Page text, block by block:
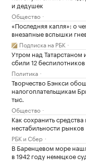
и дедушек
Общество
«Последняя капля»: о
внезапные вспышки
Подписка на РБК
Утром над Татарстаном
сбили 12 беспилотников
Политика
Творчество Бэнкси
налогоплательщикам
тыс.
Общество
Как сохранить
нестабильности рынков
РБК и Сбер
В Баренцевом море
в 1942 году немецкое